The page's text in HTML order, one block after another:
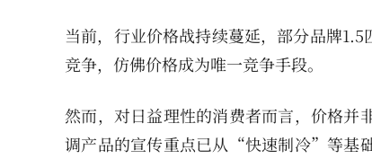
当前，行业价格战持续蔓延，部分品牌
竞争，仿佛价格成为唯一竞争手段。
然而，对日益理性的消费者而言，价格并
调产品的宣传重点已从“快速制冷”等